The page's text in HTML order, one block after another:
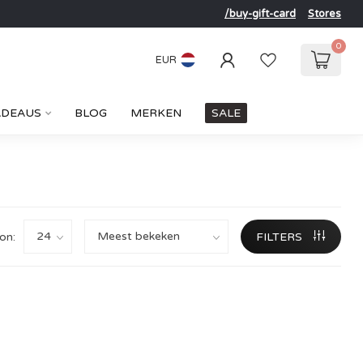
/buy-gift-card Stores
EUR
0
BLOG MERKEN SALE
FILTERS